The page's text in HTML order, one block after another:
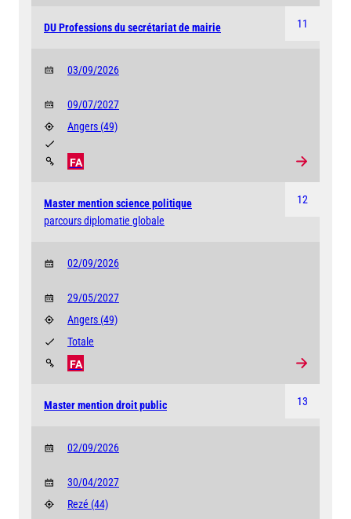
11
DU Professions du secrétariat de mairie
03/09/2026
09/07/2027
Angers (49)
FA
12
Master mention science politique
parcours diplomatie globale
02/09/2026
29/05/2027
Angers (49)
FA
Totale
13
Master mention droit public
02/09/2026
30/04/2027
Rezé (44)